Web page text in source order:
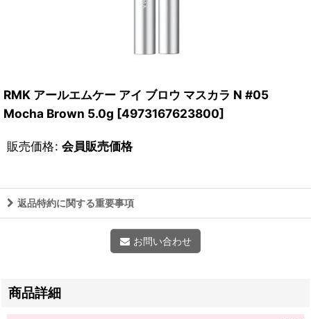
RMK アールエムケー アイ ブロウ マスカラ N #05
Mocha Brown 5.0g [4973167623800]
販売価格: 会員販売価格
返品特約に関する重要事項
お問い合わせ
商品詳細